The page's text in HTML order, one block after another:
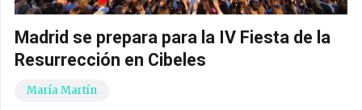
Madrid se prepara para la IV Fiesta de la
Resurrección en Cibeles
María Martín